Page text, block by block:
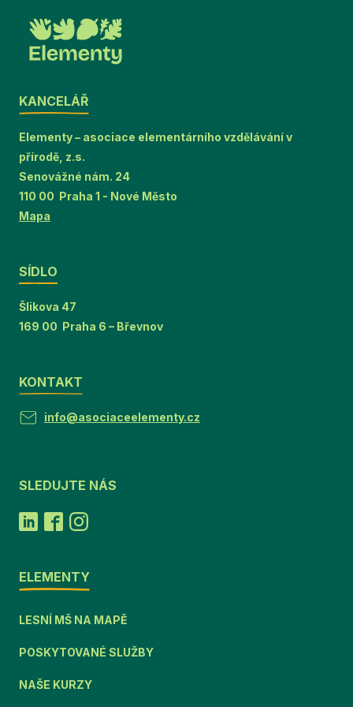
KANCELÁŘ
Elementy – asociace elementárního vzdělávání v
přírodě, z.s.
Senovážné nám. 24
110 00 Praha 1 - Nové Město
Mapa
SÍDLO
Šlikova 47
169 00 Praha 6 – Břevnov
KONTAKT
info@asociaceelementy.cz
SLEDUJTE NÁS
ELEMENTY
LESNÍ MŠ NA MAPĚ
POSKYTOVANÉ SLUŽBY
NAŠE KURZY